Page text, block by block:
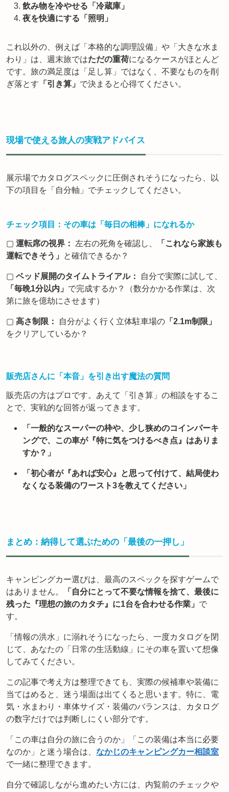
飲み物を冷やせる「冷蔵庫」
夜を快適にする「照明」
これ以外の、例えば「本格的な調理設備」や「大きな水ま
わり」は、週末旅ではただの重荷になるケースがほとんど
です。旅の満足度は「足し算」ではなく、不要なものを削
ぎ落とす 「引き算」 で決まると心得てください。
現場で使える旅人の実戦アドバイス
展示場でカタログスペックに圧倒されそうになったら、以
下の項目を「自分軸」でチェックしてください。
チェック項目：その車は「毎日の相棒」になれるか
▢ 運転席の視界： 左右の死角を確認し、
「これなら家族も
運転できそう」
と確信できるか？
▢ ベッド展開のタイムトライアル：
自分で実際に試して、
「毎晩1分以内」 で完成するか？（数分かかる作業は、次
第に旅を億劫にさせます）
▢ 高さ制限： 自分がよく行く立体駐車場の 「2.1m制限」
をクリアしているか？
販売店さんに「本音」を引き出す魔法の質問
販売店の方はプロです。あえて「引き算」の相談をするこ
とで、実戦的な回答が返ってきます。
「 一般的なスーパーの枠や、少し狭めのコインパーキ
ングで、この車が『特に気をつけるべき点』はありま
すか？ 」
「初心者が『あれば安心』と思って付けて、結局使わ
なくなる装備のワースト3を教えてください」
まとめ：納得して選ぶための「最後の一押し」
キャンピングカー選びは、最高のスペックを探すゲームで
はありません。
「自分にとって不要な情報を捨て、最後に
残った『理想の旅のカタチ』に1台を合わせる作業」 で
す。
「情報の洪水」に溺れそうになったら、一度カタログを閉
じて、あなたの「日常の生活動線」にその車を置いて想像
してみてください。
この記事で考え方は整理できても、実際の候補車や装備に
当てはめると、迷う場面は出てくると思います。特に、電
気・水まわり・車体サイズ・装備のバランスは、カタログ
の数字だけでは判断しにくい部分です。
「この車は自分の旅に合うのか」「この装備は本当に必要
なのか」と迷う場合は、 なかじのキャンピングカー相談室
で一緒に整理できます。
自分で確認しながら進めたい方には、内覧前のチェックや